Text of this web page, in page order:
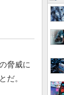
脅威に
だ。